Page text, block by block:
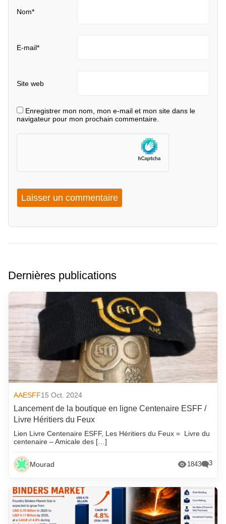
Nom*
E-mail*
Site web
Enregistrer mon nom, mon e-mail et mon site dans le
navigateur pour mon prochain commentaire.
Dernières publications
AAESFF15 Oct. 2024
Lancement de la boutique en ligne Centenaire ESFF /
Livre Héritiers du Feux
Lien Livre Centenaire ESFF, Les Héritiers du Feux = Livre du
centenaire – Amicale des […]
Mourad 1843 3